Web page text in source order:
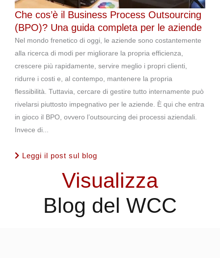
Che cos’è il Business Process Outsourcing
(BPO)? Una guida completa per le aziende
Nel mondo frenetico di oggi, le aziende sono costantemente
alla ricerca di modi per migliorare la propria efficienza,
crescere più rapidamente, servire meglio i propri clienti,
ridurre i costi e, al contempo, mantenere la propria
flessibilità. Tuttavia, cercare di gestire tutto internamente può
rivelarsi piuttosto impegnativo per le aziende. È qui che entra
in gioco il BPO, ovvero l’outsourcing dei processi aziendali.
Invece di...
Leggi il post sul blog
Visualizza
Blog del WCC